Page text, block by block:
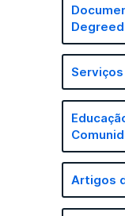
Degreed
Artigos